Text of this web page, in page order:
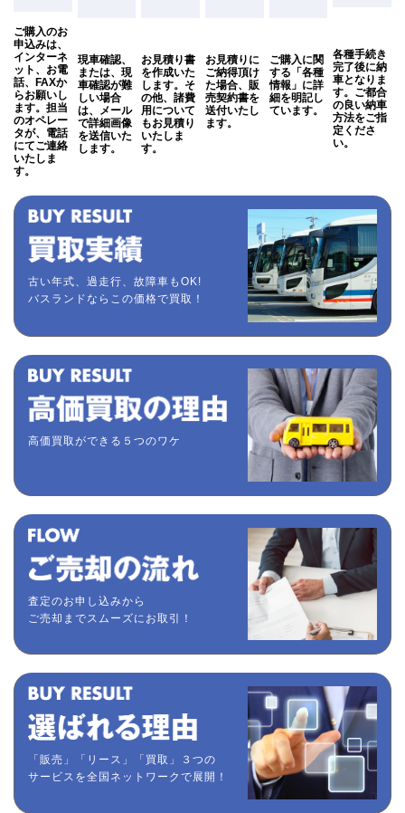
ご購入のお
申込みは、
インターネ
ット、お電
話、FAXか
らお願いし
ます。担当
のオペレー
タが、電話
にてご連絡
いたしま
す。
現車確認、
または、現
車確認が難
しい場合
は、メール
で詳細画像
を送信いた
します。
お見積り書
を作成いた
します。そ
の他、諸費
用について
もお見積り
いたしま
す。
お見積りに
ご納得頂け
た場合、販
売契約書を
送付いたし
ます。
ご購入に関
する「各種
情報」に詳
細を明記し
ています。
各種手続き
完了後に納
車となりま
す。ご都合
の良い納車
方法をご指
定くださ
い。
古い年式、過走行、故障車もOK!
バスランドならこの価格で買取！
高価買取ができる５つのワケ
査定のお申し込みから
ご売却までスムーズにお取引！
「販売」「リース」「買取」３つの
サービスを全国ネットワークで展開！